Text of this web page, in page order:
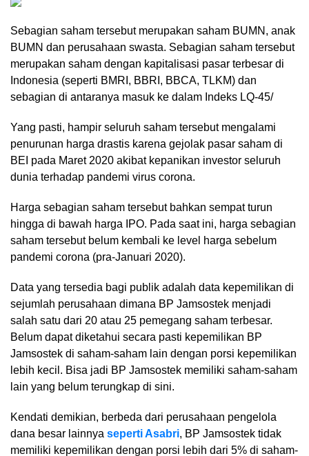
Sebagian saham tersebut merupakan saham BUMN, anak
BUMN dan perusahaan swasta. Sebagian saham tersebut
merupakan saham dengan kapitalisasi pasar terbesar di
Indonesia (seperti BMRI, BBRI, BBCA, TLKM) dan
sebagian di antaranya masuk ke dalam Indeks LQ-45/
Yang pasti, hampir seluruh saham tersebut mengalami
penurunan harga drastis karena gejolak pasar saham di
BEI pada Maret 2020 akibat kepanikan investor seluruh
dunia terhadap pandemi virus corona.
Harga sebagian saham tersebut bahkan sempat turun
hingga di bawah harga IPO. Pada saat ini, harga sebagian
saham tersebut belum kembali ke level harga sebelum
pandemi corona (pra-Januari 2020).
Data yang tersedia bagi publik adalah data kepemilikan di
sejumlah perusahaan dimana BP Jamsostek menjadi
salah satu dari 20 atau 25 pemegang saham terbesar.
Belum dapat diketahui secara pasti kepemilikan BP
Jamsostek di saham-saham lain dengan porsi kepemilikan
lebih kecil. Bisa jadi BP Jamsostek memiliki saham-saham
lain yang belum terungkap di sini.
Kendati demikian, berbeda dari perusahaan pengelola
dana besar lainnya seperti Asabri, BP Jamsostek tidak
memiliki kepemilikan dengan porsi lebih dari 5% di saham-